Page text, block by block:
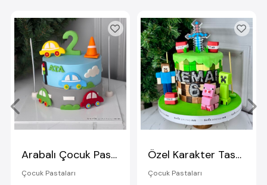
Arabalı Çocuk Pastası
Çocuk Pastaları
Özel Karakter Tasarım Çocuk Pastası
Çocuk Pastaları